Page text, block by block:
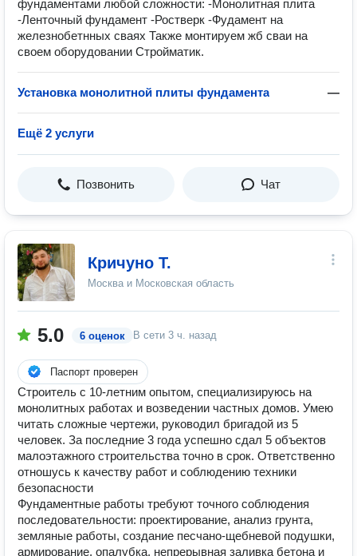
фундаментами любой сложности: -Монолитная плита
-Ленточный фундамент -Ростверк -Фудамент на
железнобетнных сваях Также монтируем жб сваи на
своем оборудовании Стройматик.
Установка монолитной плиты фундамента —
Ещё 2 услуги
Позвонить Чат
Кричуно Т.
Москва и Московская область
5.0 6 оценок В сети 3 ч. назад
Паспорт проверен
Строитель с 10-летним опытом, специализируюсь на
монолитных работах и возведении частных домов. Умею
читать сложные чертежи, руководил бригадой из 5
человек. За последние 3 года успешно сдал 5 объектов
малоэтажного строительства точно в срок. Ответственно
отношусь к качеству работ и соблюдению техники
безопасности
Фундаментные работы требуют точного соблюдения
последовательности: проектирование, анализ грунта,
земляные работы, создание песчано-щебневой подушки,
армирование, опалубка, непрерывная заливка бетона и